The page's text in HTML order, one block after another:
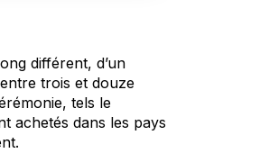
différent, d’un
trois et douze
tels le
achetés dans les pays